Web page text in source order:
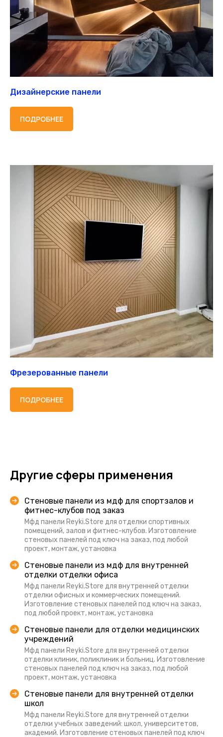
Дизайнерские панели
ПОДРОБНЕЕ
Фрезерованные панели
ПОДРОБНЕЕ
Другие сферы применения
Стеновые панели из мдф для спортзалов и
фитнес-клубов под заказ
Мфд панели Reyki.Store для отделки спортивных
помещений, залов и фитнес-клубов. Изготовление
стеновых панелей под ключ на заказ, под любой
проект, монтаж, установка
Стеновые панели из мдф для внутренней
отделки отделки офиса
Мфд панели Reyki.Store для внутренней отделки
отделки офисных и коммерческих помещений.
Изготовление стеновых панелей под ключ на заказ,
под любой проект, монтаж, установка
Стеновые панели для отделки медицинских
учреждений
Мфд панели Reyki.Store для внутренней отделки
отделки клиник, поликлиник и больниц. Изготовление
стеновых панелей под ключ на заказ, под любой
проект, монтаж, установка
Стеновые панели для внутренней отделки
школ
Мфд панели Reyki.Store для внутренней отделки
отделки учебных заведений: школ, университетов,
академий. Изготовление стеновых панелей под ключ